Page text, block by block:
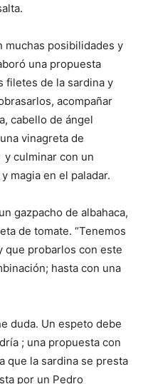
muchas posibilidades y
una propuesta
filetes de la sardina y
acompañar
cabello de ángel
vinagreta de
y culminar con un
magia en el paladar.
gazpacho de albahaca,
de tomate. “Tenemos
que probarlos con este
hasta con una
duda. Un espeto debe
; una propuesta con
que la sardina se presta
por un Pedro